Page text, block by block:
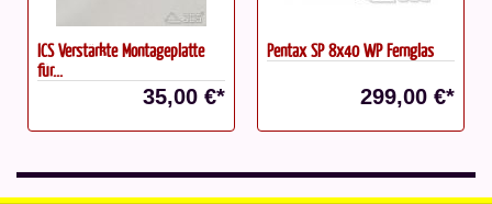
ICS Verstärkte Montageplatte
für...
35,00 €*
Pentax SP 8x40 WP Fernglas
299,00 €*